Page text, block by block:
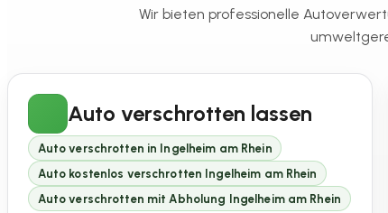
Wir bieten professionelle
Auto verschrotten lassen
Auto verschrotten in Ingelheim am Rhein
Auto kostenlos verschrotten Ingelheim am Rhein
Auto verschrotten mit Abholung Ingelheim am Rhein